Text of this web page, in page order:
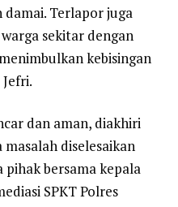
Terlapor juga
sekitar dengan
kebisingan
dan aman, diakhiri
diselesaikan
pihak bersama kepala
SPKT Polres